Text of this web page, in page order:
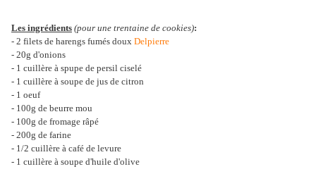
Les ingrédients (pour une trentaine de cookies):
- 2 filets de harengs fumés doux Delpierre
- 20g d'onions
- 1 cuillère à spupe de persil ciselé
- 1 cuillère à soupe de jus de citron
- 1 oeuf
- 100g de beurre mou
- 100g de fromage râpé
- 200g de farine
- 1/2 cuillère à café de levure
- 1 cuillère à soupe d'huile d'olive